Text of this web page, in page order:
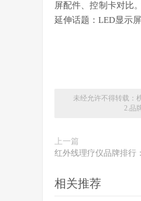
屏配件、控制卡对比
延伸话题：LED显示
未经允许不得转载：
2.品
上一篇
红外线理疗仪品牌排行
相关推荐